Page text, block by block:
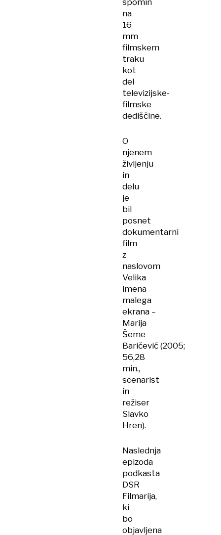
spomin
na
16
mm
filmskem
traku
kot
del
televizijske-
filmske
dediščine.
O
njenem
življenju
in
delu
je
bil
posnet
dokumentarni
film
z
naslovom
Velika
imena
malega
ekrana –
Marija
Šeme
Baričević (2005;
56,28
min.,
scenarist
in
režiser
Slavko
Hren).
Naslednja
epizoda
podkasta
DSR
Filmarija,
ki
bo
objavljena